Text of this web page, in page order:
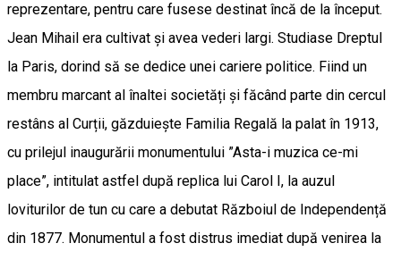
reprezentare, pentru care fusese destinat încă de la început.
Jean Mihail era cultivat și avea vederi largi. Studiase Dreptul
la Paris, dorind să se dedice unei cariere politice. Fiind un
membru marcant al înaltei societăți și făcând parte din cercul
restâns al Curții, găzduiește Familia Regală la palat în 1913,
cu prilejul inaugurării monumentului ”Asta-i muzica ce-mi
place”, intitulat astfel după replica lui Carol I, la auzul
loviturilor de tun cu care a debutat Războiul de Independență
din 1877. Monumentul a fost distrus imediat după venirea la